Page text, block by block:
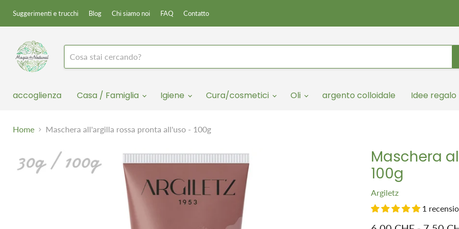
Suggerimenti e trucchi Blog Chi siamo noi FAQ Contatto
accoglienza Casa / Famiglia Igiene Cura/cosmetici Oli argento colloidale Idee regalo
Home Maschera all'argilla rossa pronta all'uso - 100g
Maschera
100g
Argiletz
1